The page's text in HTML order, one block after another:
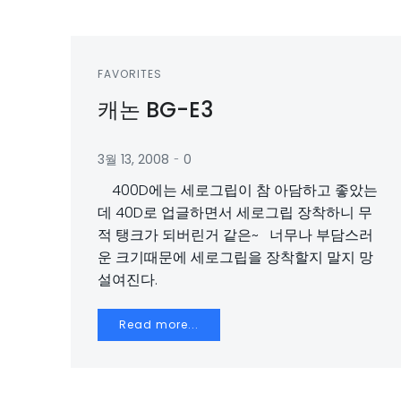
FAVORITES
캐논 BG-E3
3월 13, 2008 - 0
400D에는 세로그립이 참 아담하고 좋았는
데 40D로 업글하면서 세로그립 장착하니 무
적 탱크가 되버린거 같은~ 너무나 부담스러
운 크기때문에 세로그립을 장착할지 말지 망
설여진다.
Read more...